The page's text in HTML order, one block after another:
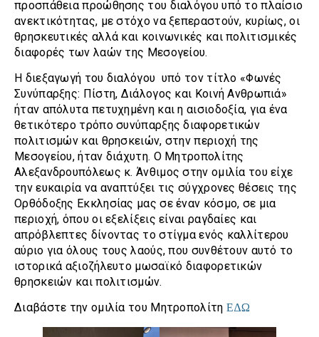
προσπάθεια προώθησης του διαλόγου υπό το πλαίσιο
ανεκτικότητας, με στόχο να ξεπεραστούν, κυρίως, οι
θρησκευτικές αλλά και κοινωνικές και πολιτισμικές
διαφορές των λαών της Μεσογείου.
Η διεξαγωγή του διαλόγου υπό τον τίτλο «Φωνές
Συνύπαρξης: Πίστη, Διάλογος και Κοινή Ανθρωπιά»
ήταν απόλυτα πετυχημένη και η αισιοδοξία, για ένα
θετικότερο τρόπο συνύπαρξης διαφορετικών
πολιτισμών και θρησκειών, στην περιοχή της
Μεσογείου, ήταν διάχυτη. Ο Μητροπολίτης
Αλεξανδρουπόλεως κ. Άνθιμος στην ομιλία του είχε
την ευκαιρία να αναπτύξει τις σύγχρονες θέσεις της
Ορθόδοξης Εκκλησίας μας σε έναν κόσμο, σε μια
περιοχή, όπου οι εξελίξεις είναι ραγδαίες και
απρόβλεπτες δίνοντας το στίγμα ενός καλλίτερου
αύριο για όλους τους λαούς, που συνθέτουν αυτό το
ιστορικά αξιοζήλευτο μωσαϊκό διαφορετικών
θρησκειών και πολιτισμών.
Διαβάστε την ομιλία του Μητροπολίτη ΕΔΩ